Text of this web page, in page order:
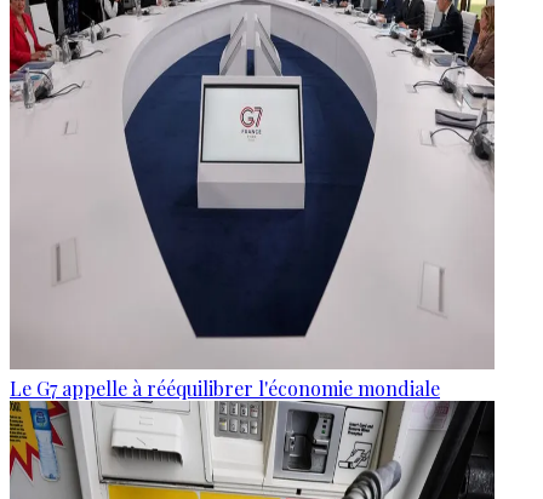
Le G7 appelle à rééquilibrer l'économie mondiale